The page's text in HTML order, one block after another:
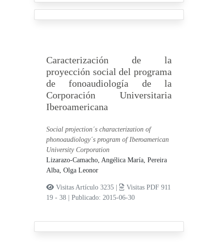
Caracterización de la
proyección social del programa
de fonoaudiología de la
Corporación Universitaria
Iberoamericana
Social projection´s characterization of
phonoaudiology´s program of Iberoamerican
University Corporation
Lizarazo-Camacho, Angélica María,Pereira
Alba, Olga Leonor
Visitas Artículo 3235 |
Visitas PDF 911
19 - 38
|Publicado: 2015-06-30